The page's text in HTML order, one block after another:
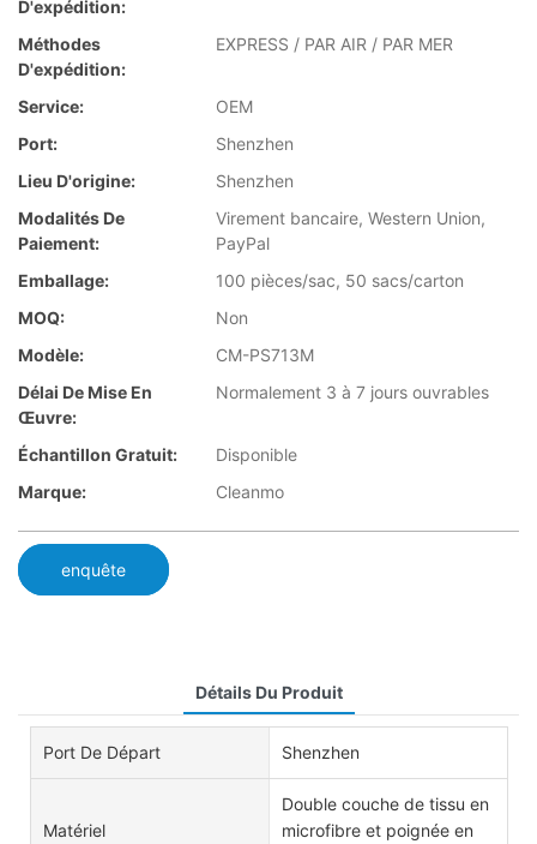
D'expédition:
Méthodes
D'expédition:
EXPRESS / PAR AIR / PAR MER
Service:
OEM
Port:
Shenzhen
Lieu D'origine:
Shenzhen
Modalités De
Paiement:
Virement bancaire, Western Union,
PayPal
Emballage:
100 pièces/sac, 50 sacs/carton
MOQ:
Non
Modèle:
CM-PS713M
Délai De Mise En
Œuvre:
Normalement 3 à 7 jours ouvrables
Échantillon Gratuit:
Disponible
Marque:
Cleanmo
enquête
Détails Du Produit
Port De Départ Shenzhen
Matériel
Double couche de tissu en
microfibre et poignée en